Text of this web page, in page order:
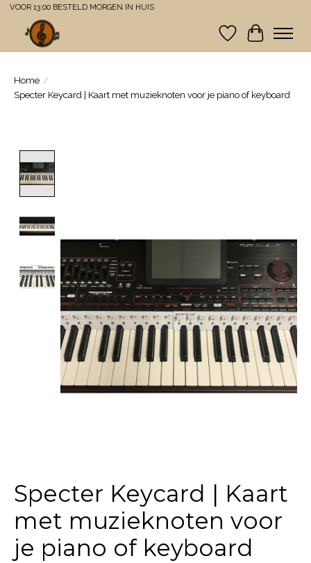
VOOR 13:00 BESTELD MORGEN IN HUIS
Verlanglijst
Home /
Specter Keycard | Kaart met muzieknoten voor je piano of keyboard
Specter Keycard | Kaart
met muzieknoten voor
je piano of keyboard